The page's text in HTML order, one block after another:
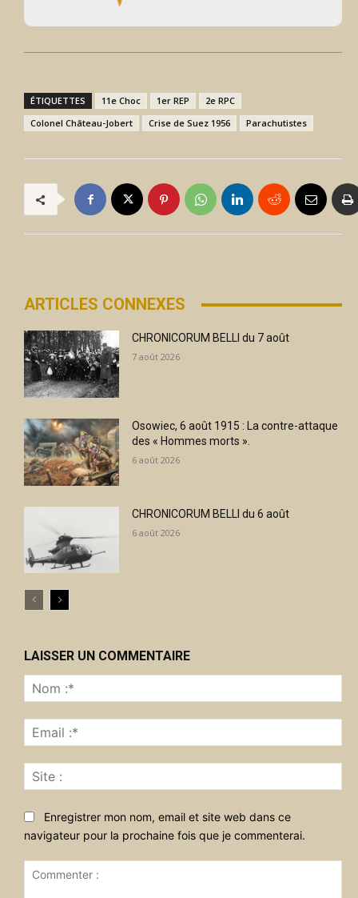
ÉTIQUETTES 11e Choc 1er REP
2e RPC
Colonel Château-Jobert
Crise de Suez 1956 Parachutistes
ARTICLES CONNEXES
CHRONICORUM BELLI du 7 août
7 août 2026
Osowiec, 6 août 1915 : La contre-attaque
des « Hommes morts ».
6 août 2026
CHRONICORUM BELLI du 6 août
6 août 2026
LAISSER UN COMMENTAIRE
:*
:*
:
Enregistrer mon nom, email et site web dans ce
navigateur pour la prochaine fois que je commenterai.